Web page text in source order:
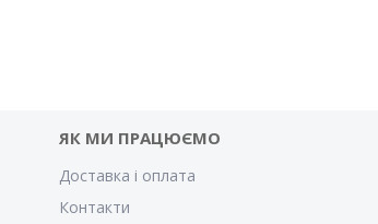
ЯК МИ ПРАЦЮЄМО
Доставка і оплата
Контакти